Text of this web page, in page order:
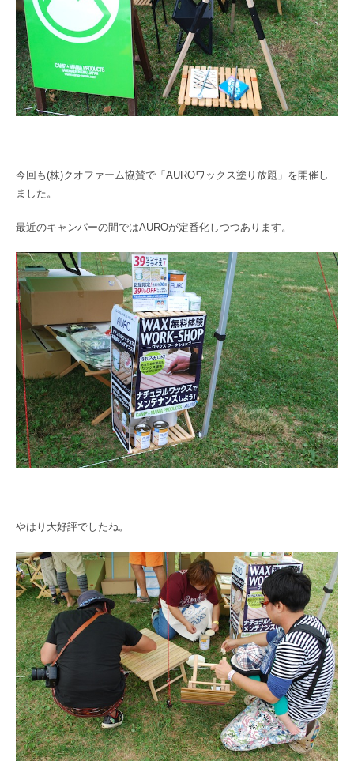
今回も(株)クオファーム協賛で「AUROワックス塗り放題」を開催し
ました。
最近のキャンパーの間ではAUROが定番化しつつあります。
やはり大好評でしたね。